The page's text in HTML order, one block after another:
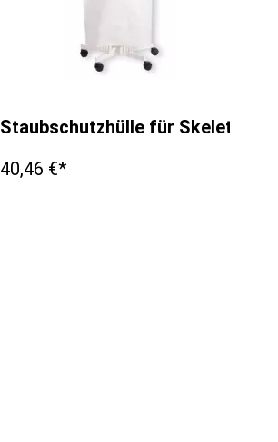
Staubschutzhülle für Skelett, weiß
40,46 €*